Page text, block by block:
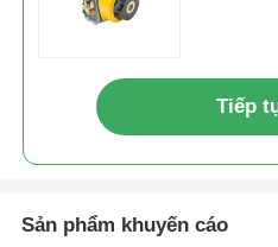
Tiếp
Sản phẩm khuyến cáo